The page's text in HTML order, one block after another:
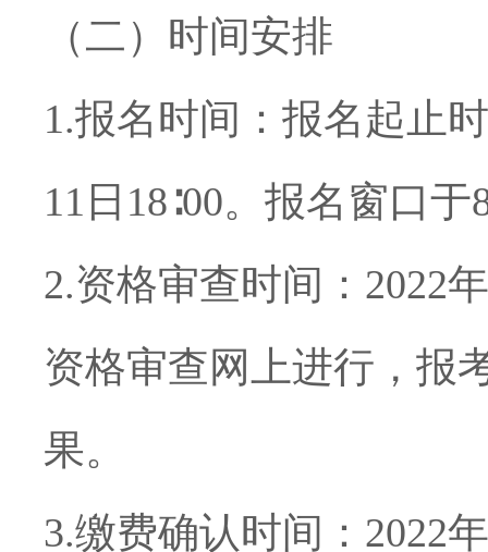
（二）时间安排
1.报名时间：报名起止
11 日 18∶00。报名窗口于
2.资格审查时间： 2022年
资格审查网上进行， 报
果。
3.缴费确认时间： 2022年